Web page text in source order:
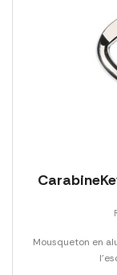
Mousqueton en